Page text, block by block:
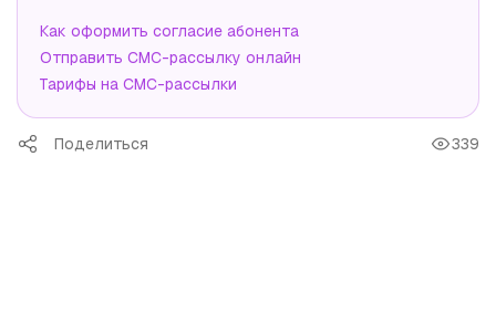
Как оформить согласие абонента
Отправить СМС-рассылку онлайн
Тарифы на СМС-рассылки
Поделиться 339